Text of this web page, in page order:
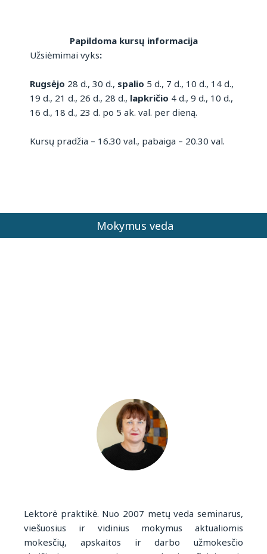
Papildoma kursų informacija
Užsiėmimai vyks:
Rugsėjo 28 d., 30 d., spalio 5 d., 7 d., 10 d., 14 d.,
19 d., 21 d., 26 d., 28 d., lapkričio 4 d., 9 d., 10 d.,
16 d., 18 d., 23 d. po 5 ak. val. per dieną.
Kursų pradžia – 16.30 val., pabaiga – 20.30 val.
Mokymus veda
Lektorė praktikė. Nuo 2007 metų veda seminarus,
viešuosius ir vidinius mokymus aktualiomis
mokesčių, apskaitos ir darbo užmokesčio